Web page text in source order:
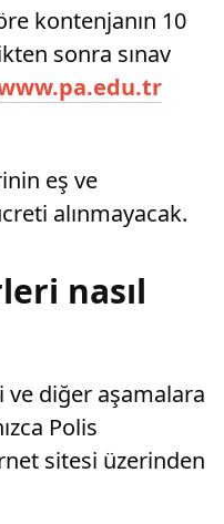
kontenjanın 10
sonra sınav
eş ve
alınmayacak.
nasıl
ve diğer aşamalara
Polis
sitesi üzerinden